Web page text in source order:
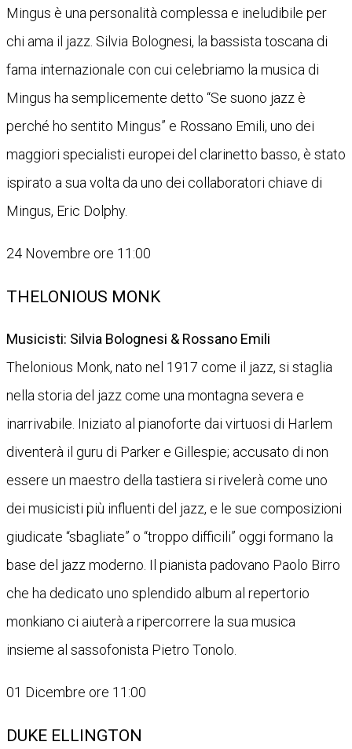
Mingus è una personalità complessa e ineludibile per
chi ama il jazz. Silvia Bolognesi, la bassista toscana di
fama internazionale con cui celebriamo la musica di
Mingus ha semplicemente detto “Se suono jazz è
perché ho sentito Mingus” e Rossano Emili, uno dei
maggiori specialisti europei del clarinetto basso, è stato
ispirato a sua volta da uno dei collaboratori chiave di
Mingus, Eric Dolphy.
24 Novembre ore 11:00
THELONIOUS MONK
Musicisti: Silvia Bolognesi & Rossano Emili
Thelonious Monk, nato nel 1917 come il jazz, si staglia
nella storia del jazz come una montagna severa e
inarrivabile. Iniziato al pianoforte dai virtuosi di Harlem
diventerà il guru di Parker e Gillespie; accusato di non
essere un maestro della tastiera si rivelerà come uno
dei musicisti più influenti del jazz, e le sue composizioni
giudicate “sbagliate” o “troppo difficili” oggi formano la
base del jazz moderno. Il pianista padovano Paolo Birro
che ha dedicato uno splendido album al repertorio
monkiano ci aiuterà a ripercorrere la sua musica
insieme al sassofonista Pietro Tonolo.
01 Dicembre ore 11:00
DUKE ELLINGTON